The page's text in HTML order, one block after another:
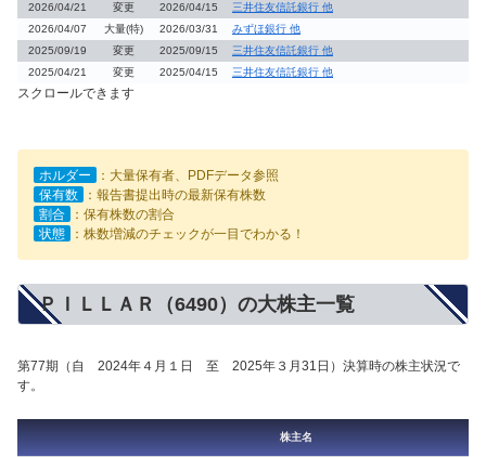
2026/04/21 変更 2026/04/15
三井住友信託銀行 他
2026/04/07
大量(特) 2026/03/31
みずほ銀行 他
2025/09/19
変更 2025/09/15
三井住友信託銀行 他
2025/04/21
変更 2025/04/15 三井住友信託銀行 他
スクロールできます
ホルダー
：大量保有者、PDFデータ参照
保有数
：報告書提出時の最新保有株数
割合
：保有株数の割合
状態
：株数増減のチェックが一目でわかる！
ＰＩＬＬＡＲ（6490）の大株主一覧
第77期（自 2024年４月１日 至 2025年３月31日）決算時の株主状況で
す。
株主名